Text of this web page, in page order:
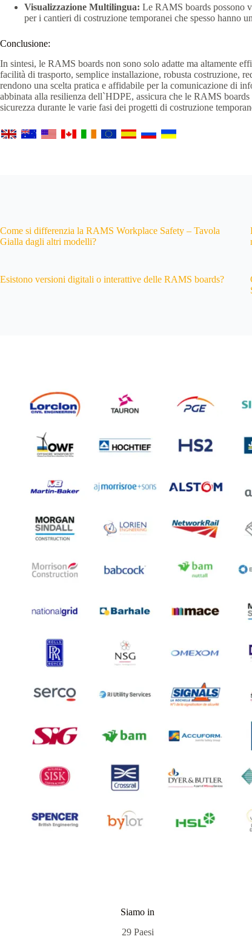
Visualizzazione Multilingua: Le RAMS boards possono
per i cantieri di costruzione temporanei che spesso hanno
Conclusione:
In sintesi, le RAMS boards non sono solo adatte ma altamente
facilità di trasporto, semplice installazione, robusta costruzione,
rendono una scelta pratica e affidabile per la comunicazione di
abbinata alla resilienza dell`HDPE, assicura che le RAMS
sicurezza durante le varie fasi dei progetti di costruzione
Come si differenzia la RAMS Workplace Safety – Tavola
Gialla dagli altri modelli?
Esistono versioni digitali o interattive delle RAMS boards?
Siamo in
29 Paesi